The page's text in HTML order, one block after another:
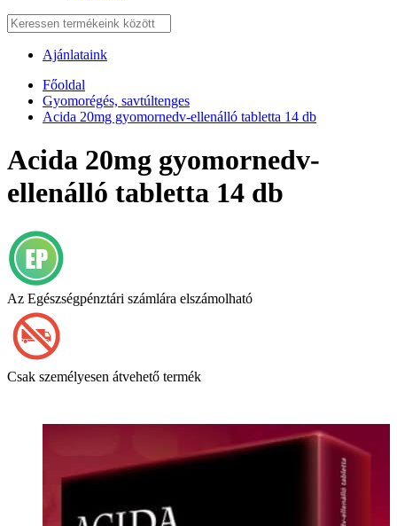
Ajánlataink
Főoldal
Gyomorégés, savtúltenges
Acida 20mg gyomornedv-ellenálló tabletta 14 db
Acida 20mg gyomornedv-
ellenálló tabletta 14 db
Az Egészségpénztári számlára elszámolható
Csak személyesen átvehető termék